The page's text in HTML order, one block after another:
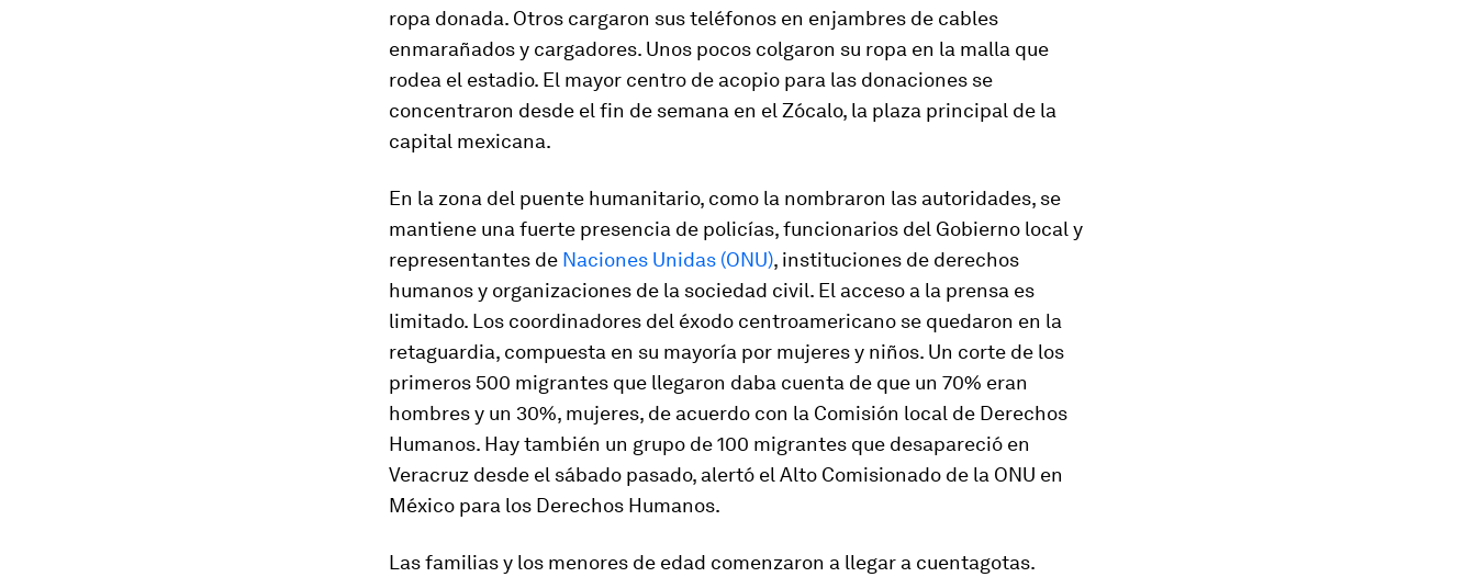
ropa donada. Otros cargaron sus teléfonos en enjambres de cables
enmarañados y cargadores. Unos pocos colgaron su ropa en la malla que
rodea el estadio. El mayor centro de acopio para las donaciones se
concentraron desde el fin de semana en el Zócalo, la plaza principal de la
capital mexicana.
En la zona del puente humanitario, como la nombraron las autoridades, se
mantiene una fuerte presencia de policías, funcionarios del Gobierno local y
representantes de Naciones Unidas (ONU), instituciones de derechos
humanos y organizaciones de la sociedad civil. El acceso a la prensa es
limitado. Los coordinadores del éxodo centroamericano se quedaron en la
retaguardia, compuesta en su mayoría por mujeres y niños. Un corte de los
primeros 500 migrantes que llegaron daba cuenta de que un 70% eran
hombres y un 30%, mujeres, de acuerdo con la Comisión local de Derechos
Humanos. Hay también un grupo de 100 migrantes que desapareció en
Veracruz desde el sábado pasado, alertó el Alto Comisionado de la ONU en
México para los Derechos Humanos.
Las familias y los menores de edad comenzaron a llegar a cuentagotas.